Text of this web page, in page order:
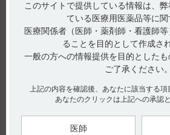
【ジプロフィリン】
効能又は効果について教えてください。
電子添文には、効能又は効果に関する
1）
このサイトで提供している情報は、
ている医療用医薬品等に
医療関係者（医師・薬剤師・看護師
ることを目的として作成さ
一般の方への情報提供を目的とした
ご了承ください。
上記の内容を確認後、あなたに該当する項
あなたのクリックは上記への承認
医師